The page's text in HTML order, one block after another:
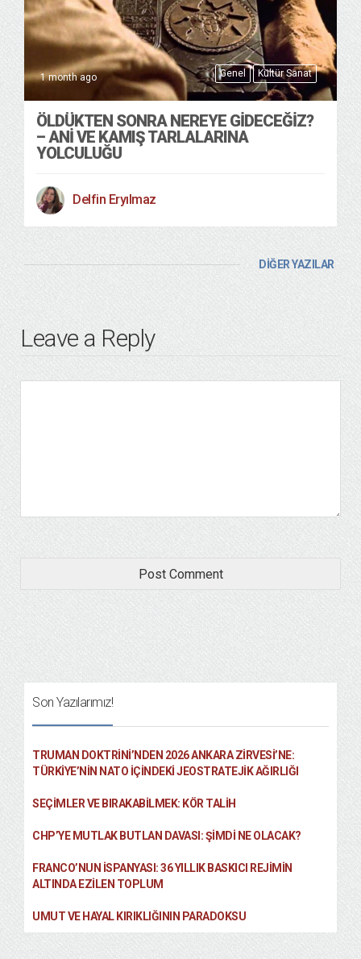
Genel Kültür Sanat
1 month ago
ÖLDÜKTEN SONRA NEREYE GIDECEĞIZ?
– ANI VE KAMIŞ TARLALARINA
YOLCULUĞU
Delfin Eryılmaz
DİĞER YAZILAR
Leave a Reply
Son Yazılarımız!
TRUMAN DOKTRINI’NDEN 2026 ANKARA ZIRVESI’NE:
TÜRKIYE’NIN NATO İÇINDEKI JEOSTRATEJIK AĞIRLIĞI
SEÇIMLER VE BIRAKABILMEK: KÖR TALIH
CHP’YE MUTLAK BUTLAN DAVASI: ŞİMDİ NE OLACAK?
FRANCO’NUN İSPANYASI: 36 YILLIK BASKICI REJIMIN
ALTINDA EZILEN TOPLUM
UMUT VE HAYAL KIRIKLIĞININ PARADOKSU